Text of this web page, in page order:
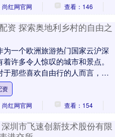
尚红网官网
查看：146
资 探索奥地利乡村的自由之
为一个欧洲旅游热门国家云沪深
许多令人惊叹的城市和景点。
于那些喜欢自由行的人而言，穿
乡村才是真正的宝藏。 从维也
深配....
资
尚红网官网
查看：154
圳市飞速创新技术股份有限